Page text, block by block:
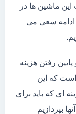
ماشین ها در
ادامه سعی می
پایین رفتن هزینه
است که این
ای که باید برای
بپردازیم